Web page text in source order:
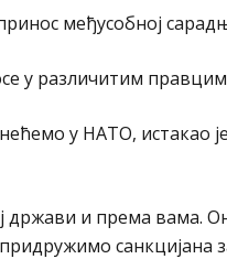
међусобној
у различитим
у НАТО, истакао
држави и према вама.
санкцијана